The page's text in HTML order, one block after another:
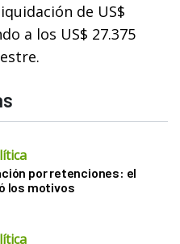
de US$
a los US$ 27.375
por retenciones: el
los motivos